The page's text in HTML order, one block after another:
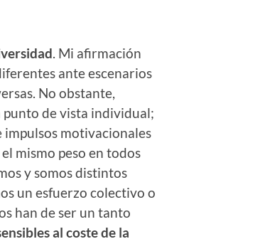
. Mi afirmación
ante escenarios
No obstante,
de vista individual;
impulsos motivacionales
mismo peso en todos
y somos distintos
un esfuerzo colectivo o
han de ser un tanto
al coste de la